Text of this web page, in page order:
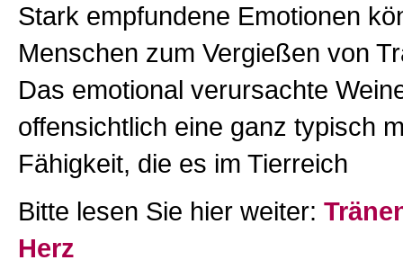
Stark empfundene Emotionen
Menschen zum Vergießen von
Das emotional verursachte
offensichtlich eine ganz typisch
Fähigkeit, die es im Tierreich
Bitte lesen Sie hier weiter:
Herz